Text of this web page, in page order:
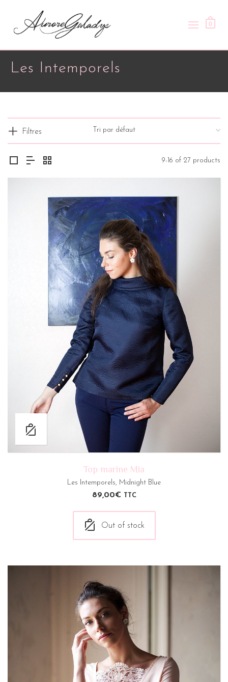
0
Les Intemporels
Filtres
9-16 of 27 products
Top marine Mia
Les Intemporels, Midnight Blue
89,00€ TTC
Out of stock